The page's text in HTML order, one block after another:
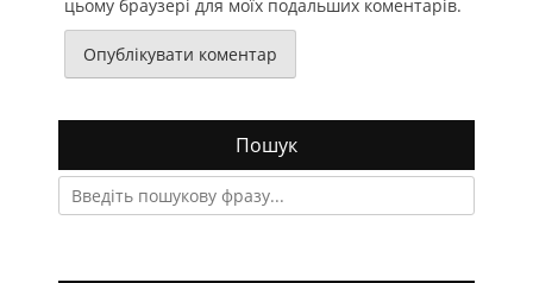
цьому браузері для моїх подальших коментарів.
Пошук
Search
for: